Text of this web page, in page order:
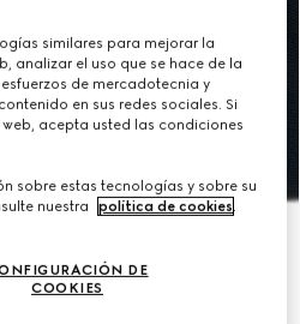
similares para mejorar la
analizar el uso que se hace de la
de mercadotecnia y
en sus redes sociales. Si
acepta usted las condiciones
sobre estas tecnologías y sobre su
nuestra
política de cookies.
DE
COOKIES